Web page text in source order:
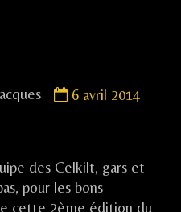
by
published
on
6 avril 2014
des Celkilt, gars et
pour les bons
cette 2ème édition du